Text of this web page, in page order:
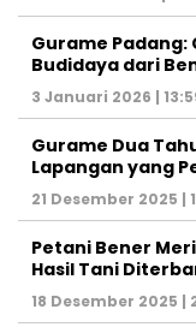
Gurame Padang:
Budidaya dari
3 Januari 2026 |
Gurame Dua
Lapangan yang
21 Desember 2025 |
Petani Bener
Hasil Tani
18 Desember 2025 |